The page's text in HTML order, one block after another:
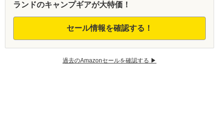
ランドのキャンプギアが大特価！
セール情報を確認する！
過去のAmazonセールを確認する ▶︎